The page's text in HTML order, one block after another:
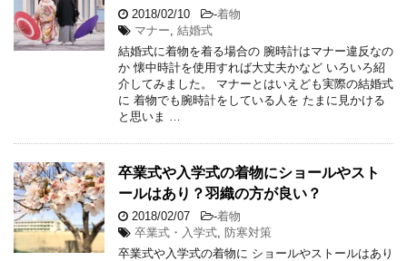
2018/02/10 -着物
マナー 結婚式
結婚式に着物を着る場合の 腕時計はマナー違反なの
か 懐中時計を使用すれば大丈夫かなど いろいろ紹
介してみました。 マナーとはいえども実際の結婚式
に 着物でも腕時計をしている人を たまに見かける
と思いま …
卒業式や入学式の着物にショールやスト
ールはあり？羽織の方が良い？
2018/02/07 -着物
卒業式・入学式 防寒対策
卒業式や入学式の着物に ショールやストールはあり